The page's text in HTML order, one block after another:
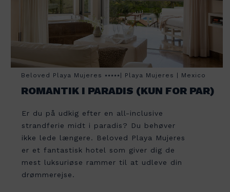
Portugal
Østrig
Beloved Playa Mujeres ⭑⭑⭑⭑⭑| Playa Mujeres | Mexico
ROMANTIK I PARADIS (KUN FOR PAR)
Er du på udkig efter en all-inclusive
strandferie midt i paradis? Du behøver
ikke lede længere. Beloved Playa Mujeres
er et fantastisk hotel som giver dig de
mest luksuriøse rammer til at udleve din
drømmerejse.